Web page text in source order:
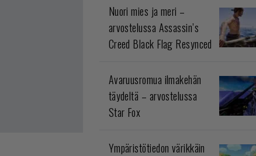
Nuori mies ja meri –
arvostelussa Assassin’s
Creed Black Flag Resynced
Avaruusromua ilmakehän
täydeltä – arvostelussa
Star Fox
Ympäristötiedon värikkäin